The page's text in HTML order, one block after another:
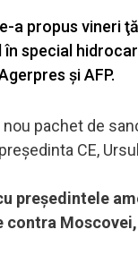
a propus vineri
în special
și AFP.
pachet de
CE,
preşedintele
contra